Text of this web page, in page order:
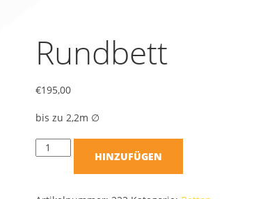
Rundbett
€195,00
bis zu 2,2m ∅
HINZUFÜGEN